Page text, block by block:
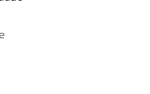
e/ou Termo de